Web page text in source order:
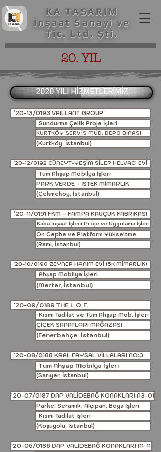
KA TASARIM
İnşaat Sanayi ve
Tic. Ltd. Şti.
20. YIL
2020 YILI HİZMETLERİMİZ
'20-13/0193 VAILLANT GROUP
Sundurma Çelik Proje İşleri
KURTKÖY SERVİS MÜD. DEPO BİNASI
(Kurtköy, İstanbul)
'20-12/0192 CÜNEYT-YEŞİM SİLER HELVACI EVİ
Tüm Ahşap Mobilya İşleri
PARK VERDE - İSTEK MİMARLIK
(Çekmeköy, İstanbul)
'20-11/0191 FKM – FAMPA KAUÇUK FABRİKASI
Kaba İnşaat İşleri Proje ve Uygulama İşleri
Ön Cephe ve Platform Yükseltme
(Rami, İstanbul)
'20-10/0190 ZEYNEP HANIM EVİ (5K MİMARLIK)
Ahşap Mobilya İşleri
(Merter, İstanbul)
'20-09/0189 THE L.O.F.
Kısmi Tadilat ve Tüm Ahşap Mob. İşleri
ÇİÇEK SANATLARI MAĞAZASI
(Fenerbahçe, İstanbul)
'20-08/0188 KRAL FAYSAL VİLLALARI NO:3
Tüm Ahşap Mobilya İşleri
(Sarıyer, İstanbul)
'20-07/0187 DAP VALİDEBAĞ KONAKLARI A3-01
Parke, Seramik, Alçıpan, Boya İşleri
Kısmi Tadilat İşleri
(Koşuyolu, İstanbul)
'20-06/0186 DAP VALİDEBAĞ KONAKLARI A1-11